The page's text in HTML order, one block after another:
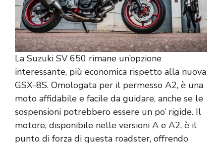
La Suzuki SV 650 rimane un’opzione
interessante, più economica rispetto alla nuova
GSX-8S. Omologata per il permesso A2, è una
moto affidabile e facile da guidare, anche se le
sospensioni potrebbero essere un po’ rigide. Il
motore, disponibile nelle versioni A e A2, è il
punto di forza di questa roadster, offrendo